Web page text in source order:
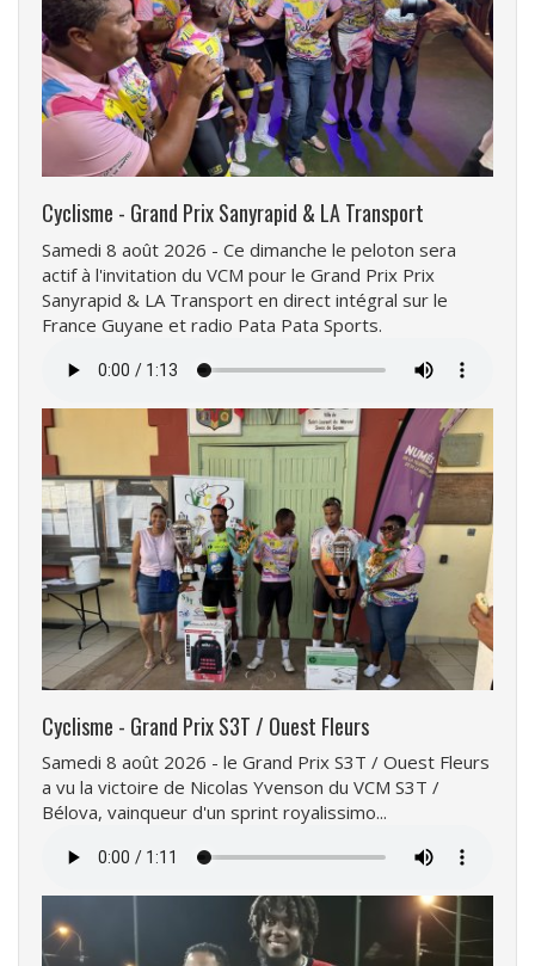
Cyclisme - Grand Prix Sanyrapid & LA Transport
Samedi 8 août 2026 - Ce dimanche le peloton sera
actif à l'invitation du VCM pour le Grand Prix Prix
Sanyrapid & LA Transport en direct intégral sur le
France Guyane et radio Pata Pata Sports.
audio
Cyclisme - Grand Prix S3T / Ouest Fleurs
Samedi 8 août 2026 - le Grand Prix S3T / Ouest Fleurs
a vu la victoire de Nicolas Yvenson du VCM S3T /
Bélova, vainqueur d'un sprint royalissimo...
audio